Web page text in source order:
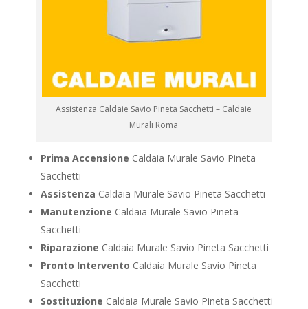
Assistenza Caldaie Savio Pineta Sacchetti – Caldaie
Murali Roma
Prima Accensione Caldaia Murale Savio Pineta
Sacchetti
Assistenza Caldaia Murale Savio Pineta Sacchetti
Manutenzione Caldaia Murale Savio Pineta
Sacchetti
Riparazione Caldaia Murale Savio Pineta Sacchetti
Pronto Intervento Caldaia Murale Savio Pineta
Sacchetti
Sostituzione Caldaia Murale Savio Pineta Sacchetti